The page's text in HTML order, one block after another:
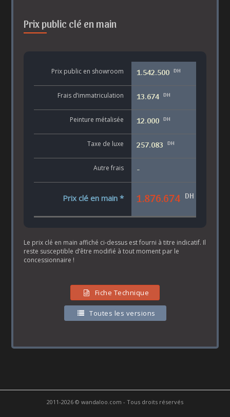
Prix public clé en main
Prix public en showroom 1.542.500 DH
Frais d’immatriculation 13.674 DH
Peinture métalisée 12.000 DH
Taxe de luxe 257.083 DH
Autre frais -
Prix clé en main * 1.876.674 DH
Le prix clé en main affiché ci-dessus est fourni à titre indicatif. Il
reste susceptible d’être modifié à tout moment par le
concessionnaire !
Fiche Technique
Toutes les versions
2011-2026 © wandaloo.com - Tous droits réservés